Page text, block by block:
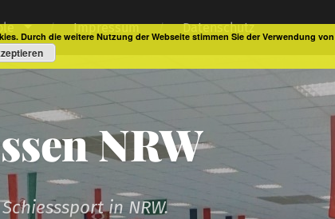
Impressum Datenschutz
NRW
in NRW.
Durch die weitere Nutzung der Webseite stimmen Sie der Verwendung